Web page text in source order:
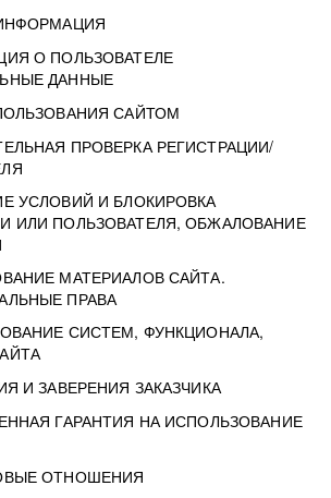
О ПОЛЬЗОВАТЕЛЕ
ДАННЫЕ
САЙТОМ
ПРОВЕРКА РЕГИСТРАЦИИ/
УСЛОВИЙ И БЛОКИРОВКА
ИЛИ ПОЛЬЗОВАТЕЛЯ, ОБЖАЛОВАНИЕ
МАТЕРИАЛОВ САЙТА.
ПРАВА
СИСТЕМ, ФУНКЦИОНАЛА,
И ЗАВЕРЕНИЯ ЗАКАЗЧИКА
ГАРАНТИЯ НА ИСПОЛЬЗОВАНИЕ
ОТНОШЕНИЯ